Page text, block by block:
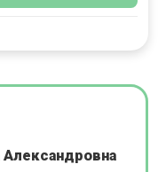
Александровна